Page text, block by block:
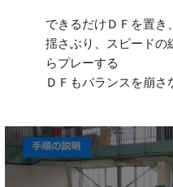
できるだけＤＦを置き
揺さぶり、スピードの
らプレーする
ＤＦもバランスを崩さ